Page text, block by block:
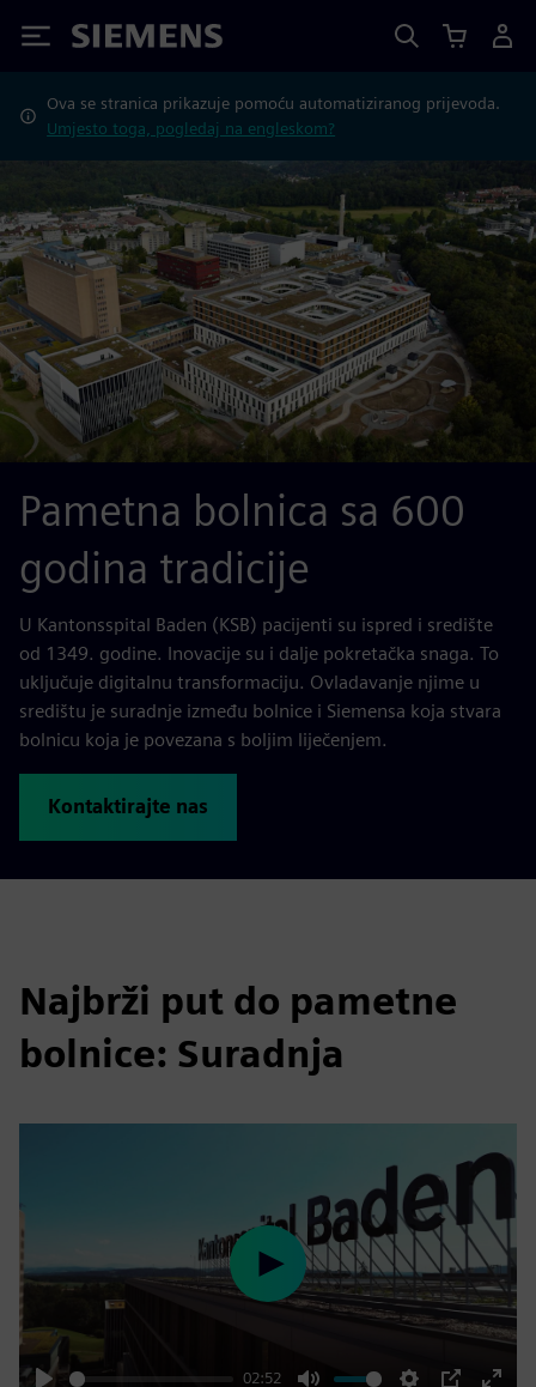
Siemens
Ova se stranica prikazuje pomoću automatiziranog prijevoda.
Umjesto toga, pogledaj na engleskom?
Pametna bolnica sa 600
godina tradicije
U Kantonsspital Baden (KSB) pacijenti su ispred i središte
od 1349. godine. Inovacije su i dalje pokretačka snaga. To
uključuje digitalnu transformaciju. Ovladavanje njime u
središtu je suradnje između bolnice i Siemensa koja stvara
bolnicu koja je povezana s boljim liječenjem.
Kontaktirajte nas
Najbrži put do pametne
bolnice: Suradnja
02:52
Play